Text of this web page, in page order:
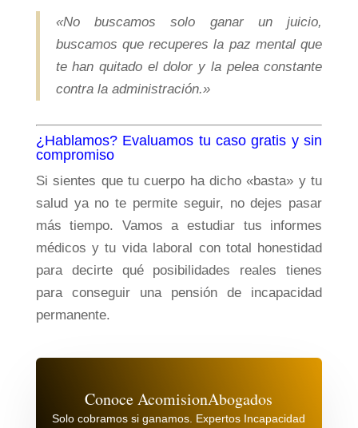
«No buscamos solo ganar un juicio,
buscamos que recuperes la paz mental que
te han quitado el dolor y la pelea constante
contra la administración.»
¿Hablamos? Evaluamos tu caso gratis y sin
compromiso
Si sientes que tu cuerpo ha dicho «basta» y tu
salud ya no te permite seguir, no dejes pasar
más tiempo. Vamos a estudiar tus informes
médicos y tu vida laboral con total honestidad
para decirte qué posibilidades reales tienes
para conseguir una pensión de incapacidad
permanente.
Conoce AcomisionAbogados
Solo cobramos si ganamos. Expertos Incapacidad